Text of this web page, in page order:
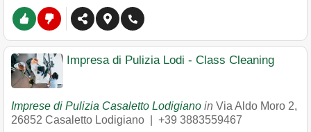
Impresa di Pulizia Lodi - Class Cleaning
Imprese di Pulizia Casaletto Lodigiano in Via Aldo Moro 2,
26852 Casaletto Lodigiano +39 3883559467